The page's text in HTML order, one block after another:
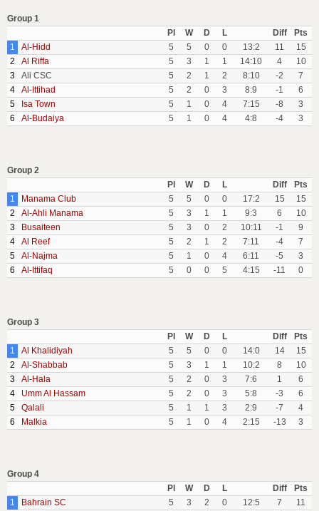
Group 1
Pl
W D L Diff
Pts
1
Al-Hidd 5 5 0 0 13:2 11
15
2
Al Riffa 5 3 1 1 14:10 4
10
3
Ali CSC 5 2 1 2 8:10 -2
7
4
Al-Ittihad 5 2 0 3 8:9 -1
6
5
Isa Town 5 1 0 4 7:15 -8
3
6
Al-Budaiya 5 1 0 4 4:8 -4 3
Group 2
Pl
W D L Diff
Pts
1
Manama Club 5 5 0 0 17:2 15
15
2
Al-Ahli Manama 5 3 1 1 9:3 6
10
3
Busaiteen 5 3 0 2 10:11 -1
9
4
Al Reef 5 2 1 2 7:11 -4
7
5
Al-Najma 5 1 0 4 6:11 -5
3
6
Al-Ittifaq 5 0 0 5 4:15 -11 0
Group 3
Pl
W D L Diff
Pts
1
Al Khalidiyah 5 5 0 0 14:0 14
15
2
Al-Shabbab 5 3 1 1 10:2 8
10
3
Al-Hala 5 2 0 3 7:6 1
6
4
Umm Al Hassam 5 2 0 3 5:8 -3
6
5
Qalali 5 1 1 3 2:9 -7
4
6
Malkia 5 1 0 4 2:15 -13 3
Group 4
Pl
W D L Diff
Pts
1
Bahrain SC 5 3 2 0 12:5 7
11